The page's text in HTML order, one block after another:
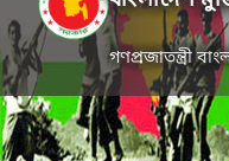
গণপ্রজাতন্ত্রী